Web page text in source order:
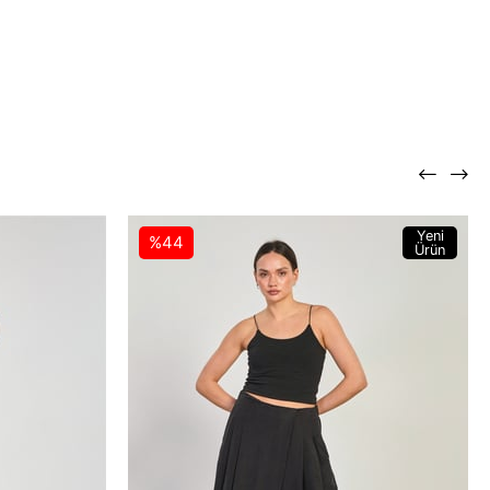
%44
Yeni
Ürün